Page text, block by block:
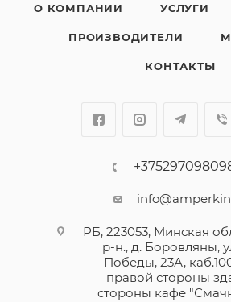
О КОМПАНИИ УСЛУГИ
ПРОИЗВОДИТЕЛИ
КОНТАКТЫ
РБ, 223053, Минская
р-н., д. Боровляны,
Победы, 23А,
правой стороны
стороны кафе